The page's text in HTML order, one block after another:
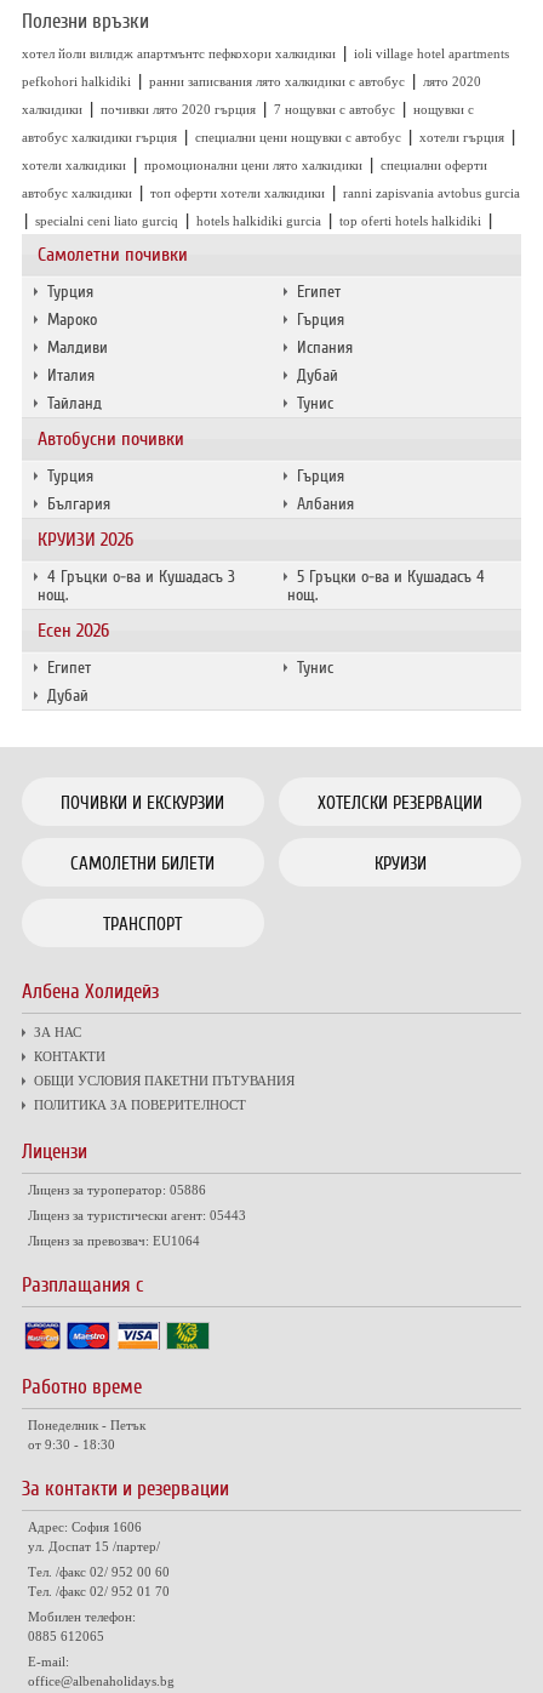
Самолетни почивки
Турция
Египет
Мароко
Гърция
Малдиви
Испания
Италия
Дубай
Тайланд
Тунис
Автобусни почивки
Турция
Гърция
България
Албания
КРУИЗИ 2026
4 Гръцки о-ва и Кушадасъ 3
нощ.
5 Гръцки о-ва и Кушадасъ 4
нощ.
Есен 2026
Египет
Тунис
Дубай
Полезни връзки
хотел йоли вилидж апартмънтс пефкохори халкидики | ioli village hotel apartments
pefkohori halkidiki
| ранни записвания лято халкидики с автобус | лято 2020
халкидики | почивки лято 2020 гърция | 7 нощувки с автобус | нощувки с
автобус халкидики гърция | специални цени нощувки с автобус | хотели гърция |
хотели халкидики | промоционални цени лято халкидики | специални оферти
автобус халкидики | топ оферти хотели халкидики | ranni zapisvania avtobus gurcia
| specialni ceni liato gurciq | hotels halkidiki gurcia | top oferti hotels halkidiki |
ПОЧИВКИ И ЕКСКУРЗИИ ХОТЕЛСКИ РЕЗЕРВАЦИИ
САМОЛЕТНИ БИЛЕТИ КРУИЗИ
ТРАНСПОРТ
Албена Холидейз
ЗА НАС
КОНТАКТИ
ОБЩИ УСЛОВИЯ ПАКЕТНИ ПЪТУВАНИЯ
ПОЛИТИКА ЗА ПОВЕРИТЕЛНОСТ
Лицензи
Лиценз за туроператор: 05886
Лиценз за туристически агент: 05443
Лиценз за превозвач: EU1064
Разплащания с
Работно време
Понеделник - Петък
от 9:30 - 18:30
За контакти и резервации
Адрес: София 1606
ул. Доспат 15 /партер/
Тел. /факс 02/ 952 00 60
Тел. /факс 02/ 952 01 70
Мобилен телефон:
0885 612065
E-mail:
office@albenaholidays.bg